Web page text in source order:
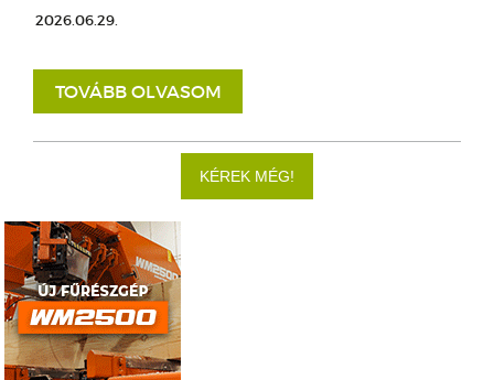
2026.06.29.
TOVÁBB OLVASOM
KÉREK MÉG!